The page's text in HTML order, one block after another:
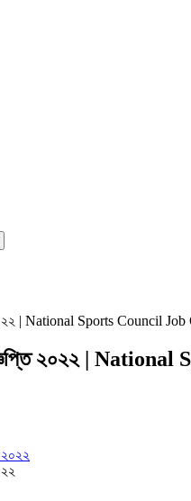
২০২২ | National Sports Council
বিজ্ঞপ্তি ২০২২ |